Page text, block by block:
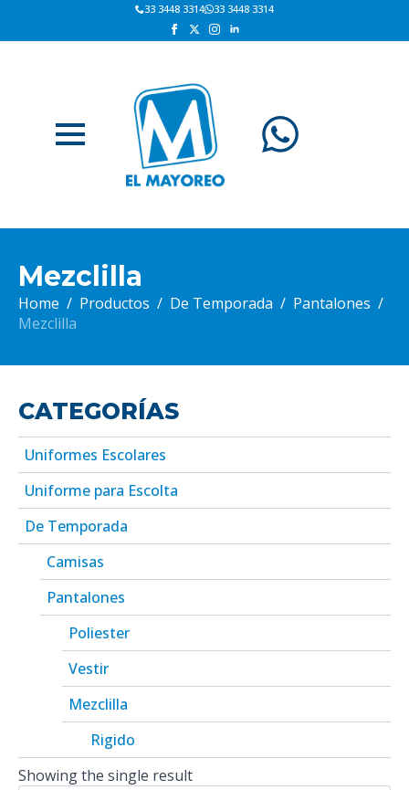
33 3448 3314 33 3448 3314
Mezclilla
Home Productos De Temporada
Pantalones
Mezclilla
CATEGORÍAS
Uniformes Escolares
Uniforme para Escolta
De Temporada
Camisas
Pantalones
Poliester
Vestir
Mezclilla
Rigido
Showing the single result